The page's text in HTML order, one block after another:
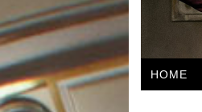
HOME